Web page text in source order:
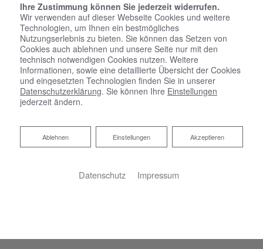
Ihre Zustimmung können Sie jederzeit widerrufen.
Wir verwenden auf dieser Webseite Cookies und weitere
Technologien, um Ihnen ein bestmögliches
Nutzungserlebnis zu bieten. Sie können das Setzen von
Cookies auch ablehnen und unsere Seite nur mit den
technisch notwendigen Cookies nutzen. Weitere
Informationen, sowie eine detaillierte Übersicht der Cookies
und eingesetzten Technologien finden Sie in unserer
Datenschutzerklärung. Sie können Ihre Einstellungen
jederzeit ändern.
Akzeptieren
Einstellungen
Ablehnen
Ablehnen
Datenschutz Impressum